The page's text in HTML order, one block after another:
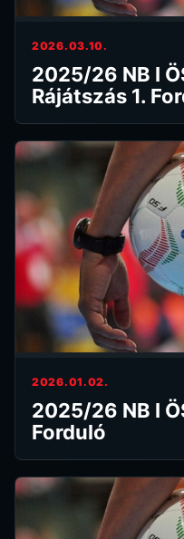
2026.03.10.
2025/26 NB I
Rájátszás 1.
2026.01.02.
2025/26 NB I
Forduló